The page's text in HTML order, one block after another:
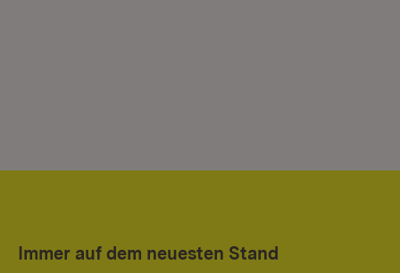
Immer auf dem neuesten Stand